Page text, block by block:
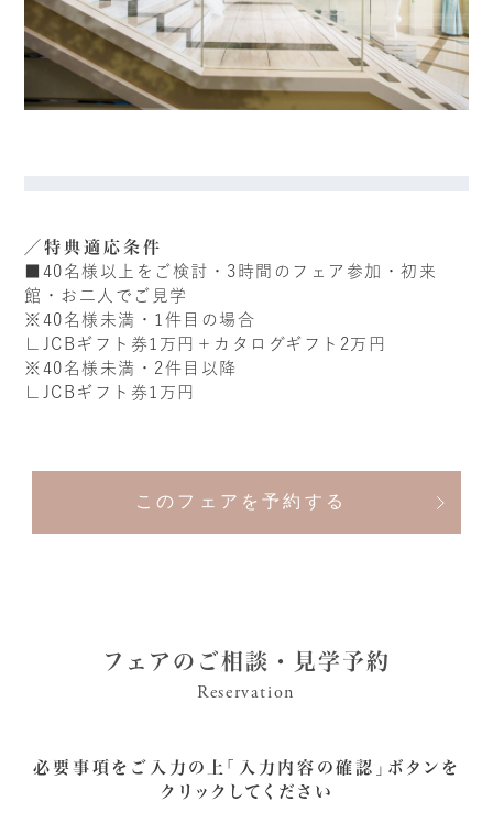
特典適応条件
■40名様以上をご検討・3時間のフェア参加・初来
館・お二人でご見学
※40名様未満・1件目の場合
∟JCBギフト券1万円＋カタログギフト2万円
※40名様未満・2件目以降
∟JCBギフト券1万円
このフェアを予約する
フェアのご相談・見学予約
Reservation
必要事項をご入力の上「入力内容の確認」ボタンを
クリックしてください